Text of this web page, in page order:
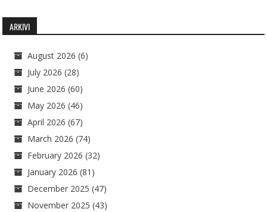
ARKIVI
August 2026 (6)
July 2026 (28)
June 2026 (60)
May 2026 (46)
April 2026 (67)
March 2026 (74)
February 2026 (32)
January 2026 (81)
December 2025 (47)
November 2025 (43)